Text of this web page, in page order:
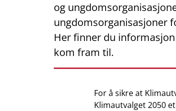
og
ungdomsorganisasjoner
Her finner du
kom fram til.
For å sikre at
Klimautvalget 2050